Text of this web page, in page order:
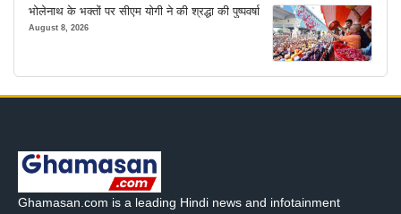
भोलेनाथ के भक्तों पर सीएम योगी ने की श्रद्धा की पुष्पवर्षा
August 8, 2026
Ghamasan.com is a leading Hindi news and infotainment